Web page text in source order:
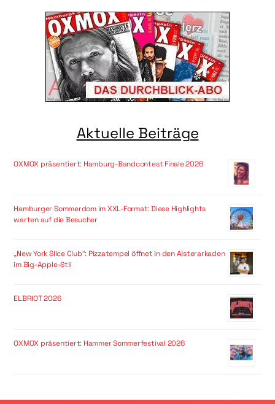
Aktuelle Beiträge
OXMOX präsentiert: Hamburg-Bandcontest Finale 2026
Hamburger Sommerdom im XXL-Format: Diese Highlights
warten auf die Besucher
„New York Slice Club“: Pizzatempel öffnet in den Alsterarkaden
im Big-Apple-Stil
ELBRIOT 2026
OXMOX präsentiert: Hammer Sommerfestival 2026